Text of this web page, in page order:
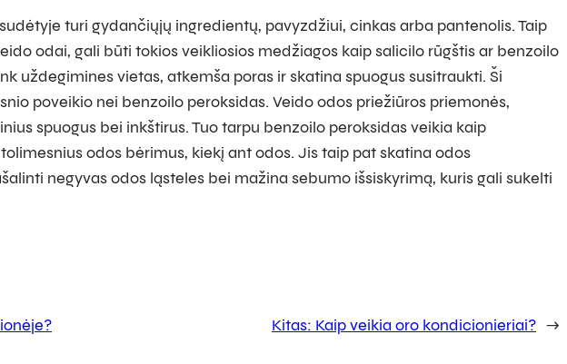
turi gydančiųjų ingredientų, pavyzdžiui, cinkas arba pantenolis. Taip
odai, gali būti tokios veikliosios medžiagos kaip salicilo rūgštis ar benzoilo
uždegimines vietas, atkemša poras ir skatina spuogus susitraukti. Ši
poveikio nei benzoilo peroksidas. Veido odos priežiūros priemonės,
spuogus bei inkštirus. Tuo tarpu benzoilo peroksidas veikia kaip
odos bėrimus, kiekį ant odos. Jis taip pat skatina odos
negyvas odos ląsteles bei mažina sebumo išsiskyrimą, kuris gali sukelti
Kitas: Kaip veikia oro kondicionieriai? →